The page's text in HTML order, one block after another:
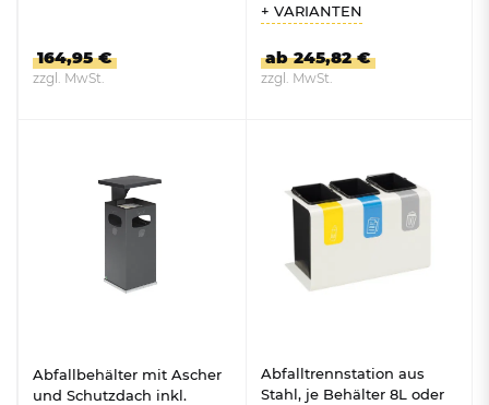
164,95 €
zzgl. MwSt.
+ VARIANTEN
ab 245,82 €
zzgl. MwSt.
Abfallbehälter mit Ascher
und Schutzdach inkl.
Abfalltrennstation aus
Stahl, je Behälter 8L oder